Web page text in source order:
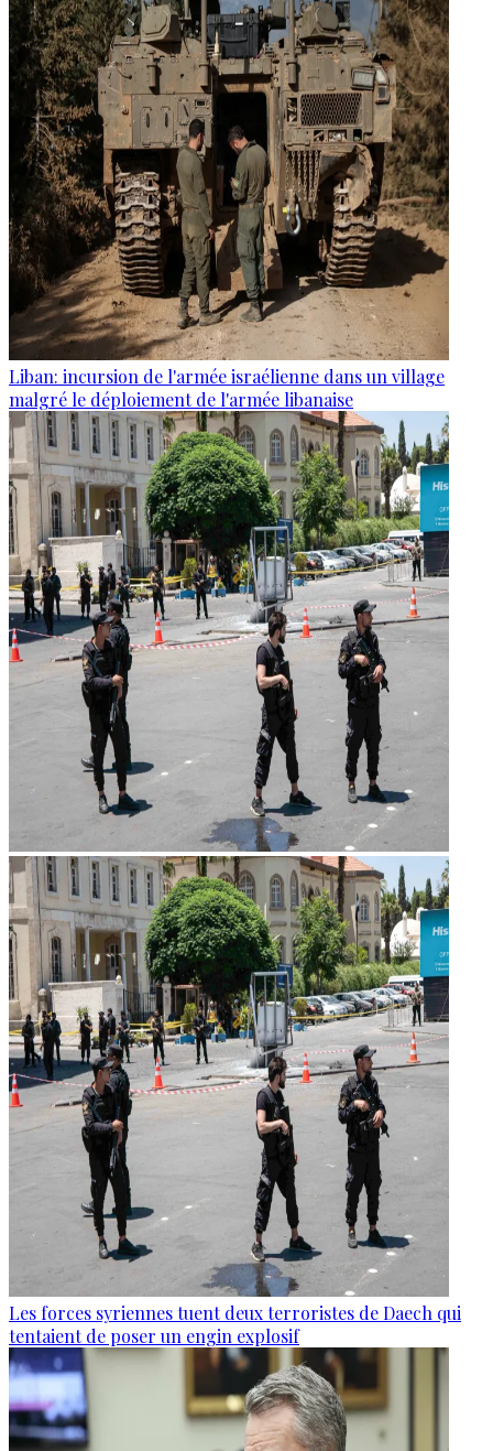
Liban: incursion de l'armée israélienne dans un village
malgré le déploiement de l'armée libanaise
Les forces syriennes tuent deux terroristes de Daech qui
tentaient de poser un engin explosif